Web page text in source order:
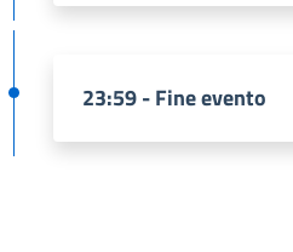
23:59 - Fine evento